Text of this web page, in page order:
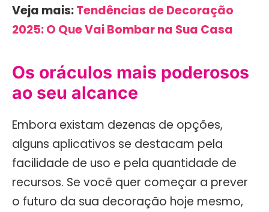
Veja mais:Tendências de Decoração
2025: O Que Vai Bombar na Sua Casa
Os oráculos mais poderosos
ao seu alcance
Embora existam dezenas de opções,
alguns aplicativos se destacam pela
facilidade de uso e pela quantidade de
recursos. Se você quer começar a prever
o futuro da sua decoração hoje mesmo,